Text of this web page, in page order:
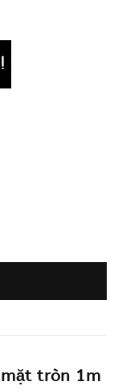
mặt tròn 1m